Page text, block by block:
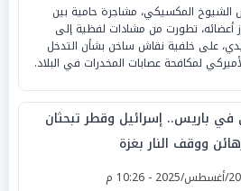
المكسيكي، مشاجرة حامية بين
أعضائه، تطورت من مشادات لفظية إلى
على خلفية نقاش ساخن بشأن التدخل
لمكافحة عصابات المخدرات في البلاد.
باريس.. إسرائيل وقطر تبحثان
ووقف النار بغزة